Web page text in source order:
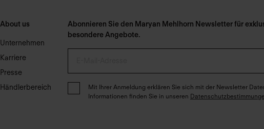
About us
Unternehmen
Karriere
Presse
Händlerbereich
Abonnieren Sie den Maryan Mehlhorn Newsletter für
besondere Angebote.
Mit Ihrer Anmeldung erklären Sie sich mit der Newsletter
Informationen finden Sie in unseren